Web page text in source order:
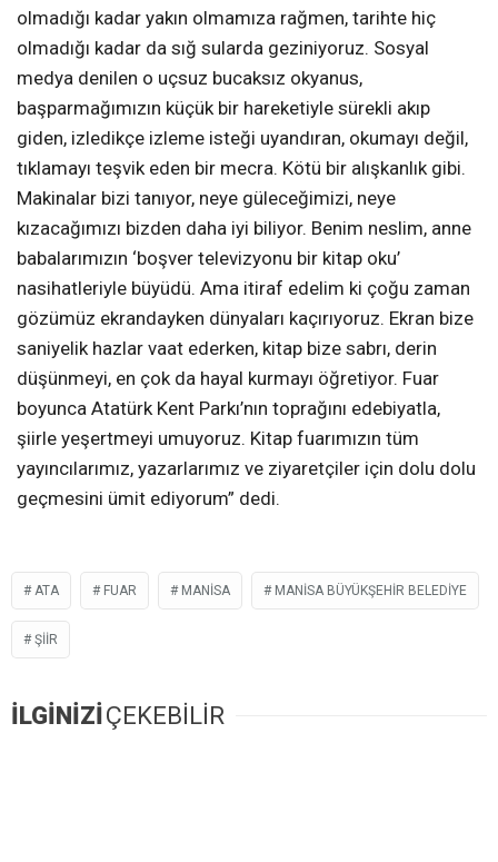
olmadığı kadar yakın olmamıza rağmen, tarihte hiç
olmadığı kadar da sığ sularda geziniyoruz. Sosyal
medya denilen o uçsuz bucaksız okyanus,
başparmağımızın küçük bir hareketiyle sürekli akıp
giden, izledikçe izleme isteği uyandıran, okumayı değil,
tıklamayı teşvik eden bir mecra. Kötü bir alışkanlık gibi.
Makinalar bizi tanıyor, neye güleceğimizi, neye
kızacağımızı bizden daha iyi biliyor. Benim neslim, anne
babalarımızın ‘boşver televizyonu bir kitap oku’
nasihatleriyle büyüdü. Ama itiraf edelim ki çoğu zaman
gözümüz ekrandayken dünyaları kaçırıyoruz. Ekran bize
saniyelik hazlar vaat ederken, kitap bize sabrı, derin
düşünmeyi, en çok da hayal kurmayı öğretiyor. Fuar
boyunca Atatürk Kent Parkı’nın toprağını edebiyatla,
şiirle yeşertmeyi umuyoruz. Kitap fuarımızın tüm
yayıncılarımız, yazarlarımız ve ziyaretçiler için dolu dolu
geçmesini ümit ediyorum” dedi.
ATA FUAR MANISA MANISA BÜYÜKŞEHIR BELEDIYE
ŞIIR
İLGİNİZİÇEKEBİLİR